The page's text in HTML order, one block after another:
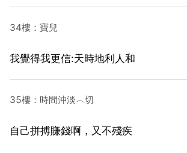
34樓：寶兒
我覺得我更信:天時地利人和
35樓：時間沖淡︵切
自己拼搏賺錢啊，又不殘疾